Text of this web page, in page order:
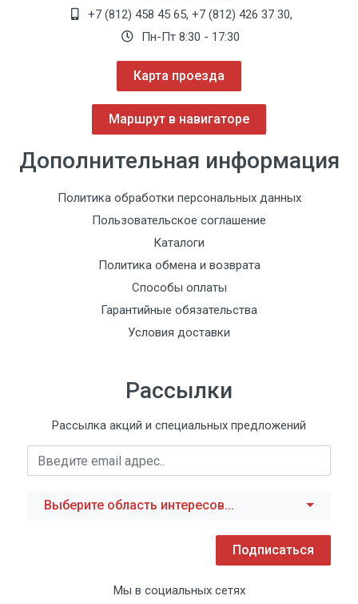
+7 (812) 458 45 65, +7 (812) 426 37 30,
Пн-Пт 8:30 - 17:30
Карта проезда
Маршрут в навигаторе
Дополнительная информация
Политика обработки персональных данных
Пользовательское соглашение
Каталоги
Политика обмена и возврата
Способы оплаты
Гарантийные обязательства
Условия доставки
Рассылки
Рассылка акций и специальных предложений
Выберите область интересов...
Подписаться
Мы в социальных сетях